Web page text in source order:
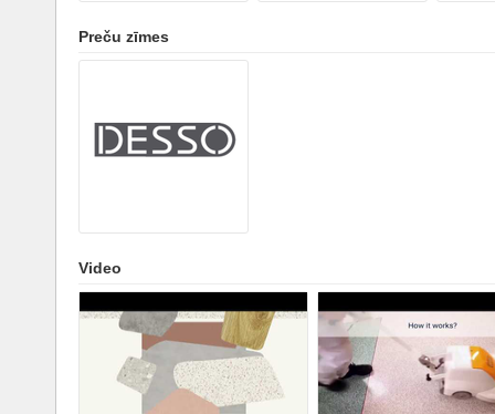
Preču zīmes
Video